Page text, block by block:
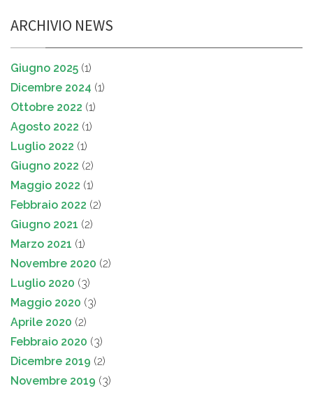
ARCHIVIO NEWS
Giugno 2025 (1)
Dicembre 2024 (1)
Ottobre 2022 (1)
Agosto 2022 (1)
Luglio 2022 (1)
Giugno 2022 (2)
Maggio 2022 (1)
Febbraio 2022 (2)
Giugno 2021 (2)
Marzo 2021 (1)
Novembre 2020 (2)
Luglio 2020 (3)
Maggio 2020 (3)
Aprile 2020 (2)
Febbraio 2020 (3)
Dicembre 2019 (2)
Novembre 2019 (3)